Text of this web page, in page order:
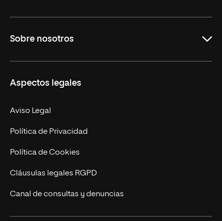
Másteres Oficiales
Doctorados
Experto Universitario
Postgrados
Cursos Universitarios
Sobre nosotros
Facultades
Nuestro Equipo
Trabaja en UNIR
Actualidad
UNIR Revista
Eventos
Aspectos legales
Aviso Legal
Política de Privacidad
Política de Cookies
Cláusulas legales RGPD
Canal de consultas y denuncias